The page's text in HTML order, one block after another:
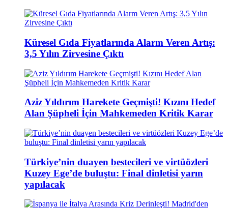
Küresel Gıda Fiyatlarında Alarm Veren Artış:
3,5 Yılın Zirvesine Çıktı
Aziz Yıldırım Harekete Geçmişti! Kızını Hedef
Alan Şüpheli İçin Mahkemeden Kritik Karar
Türkiye’nin duayen bestecileri ve virtüözleri
Kuzey Ege’de buluştu: Final dinletisi yarın
yapılacak